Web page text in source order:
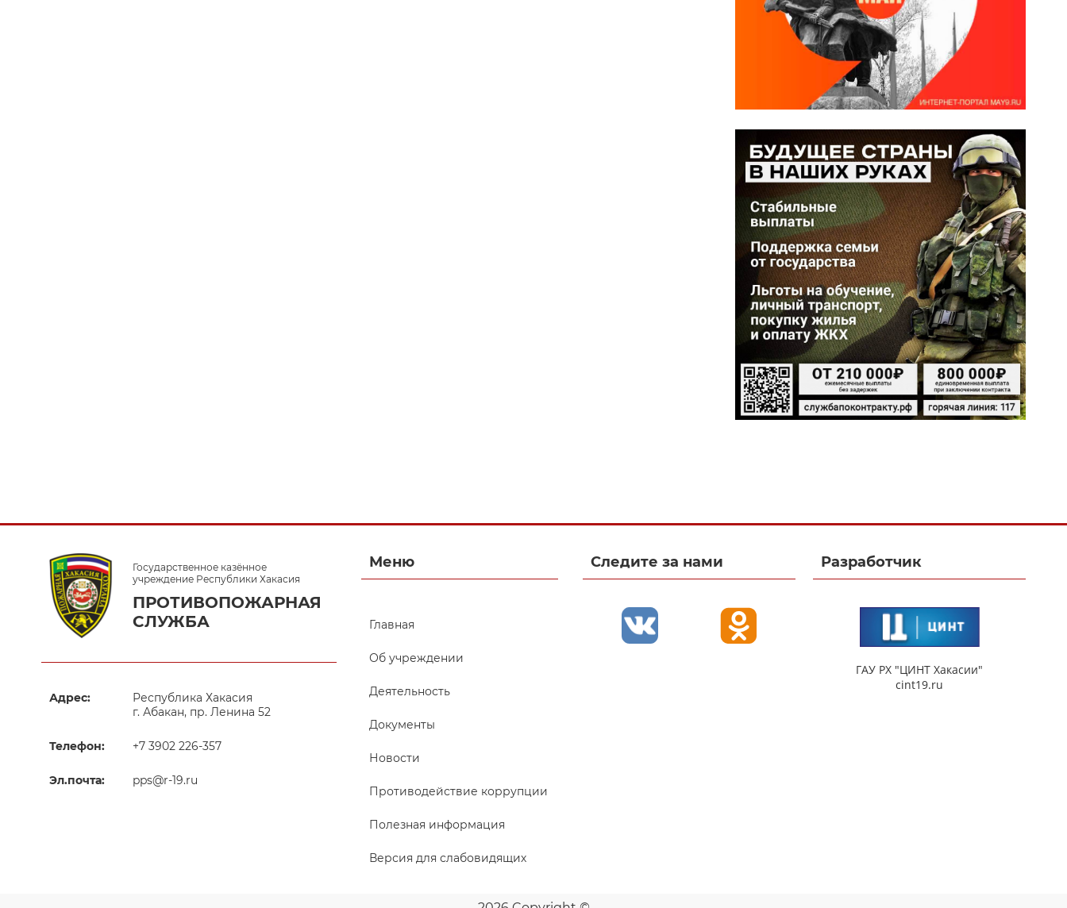
Государственное казённое
учреждение Республики Хакасия
ПРОТИВОПОЖАРНАЯ
СЛУЖБА
Адрес:
Республика Хакасия
г. Абакан, пр. Ленина 52
Телефон: +7 3902 226-357
Эл.почта: pps@r-19.ru
Меню
Главная
Об учреждении
Деятельность
Документы
Новости
Противодействие коррупции
Полезная информация
Версия для слабовидящих
Следите за нами Разработчик
ГАУ РХ "ЦИНТ Хакасии"
cint19.ru